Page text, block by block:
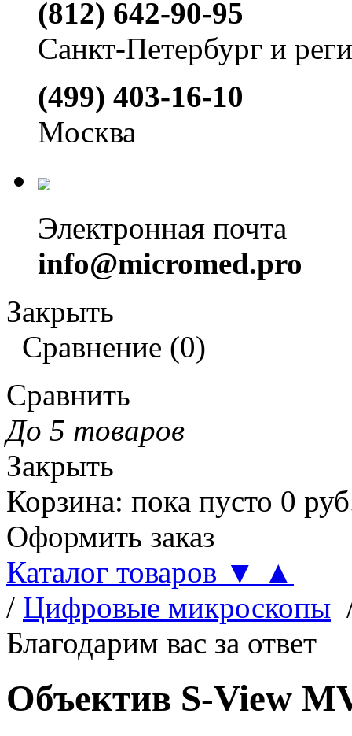
(812) 642-90-95
Санкт-Петербург и
(499) 403-16-10
Москва
Электронная почта
info@micromed.pro
Закрыть
Сравнение (0)
Сравнить
До 5 товаров
Закрыть
Корзина: пока пусто 0
Оформить заказ
Каталог товаров ▼
▲
/ Цифровые микроскопы
Благодарим вас за ответ
Объектив S-View